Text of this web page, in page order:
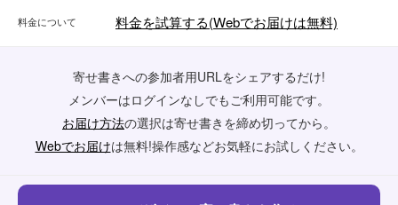
料金について 料金を試算する(Webでお届けは無料)
寄せ書きへの参加者用URLをシェアするだけ!
メンバーはログインなしでもご利用可能です。
お届け方法の選択は寄せ書きを締め切ってから。
Webでお届けは無料!操作感などお気軽にお試しください。